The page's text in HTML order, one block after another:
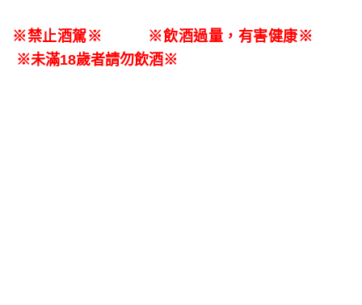
※禁止酒駕※ ※飲酒過量，有害健康※
※未滿18歲者請勿飲酒※